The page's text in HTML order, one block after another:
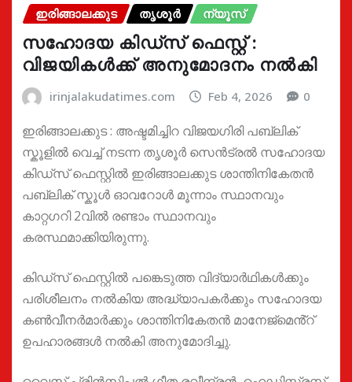
ഇരിങ്ങാലക്കുട തൃശൂർ ന്യൂസ്
സഹോദയ കിഡ്സ് ഫെസ്റ്റ് :
വിജയികൾക്ക് അനുമോദനം നൽകി
irinjalakudatimes.com Feb 4, 2026 0
ഇരിങ്ങാലക്കുട : അഷ്ടമിച്ചിറ വിജയഗിരി പബ്ലിക്
സ്കൂളിൽ വെച്ച് നടന്ന തൃശൂർ സെൻട്രൽ സഹോദയ
കിഡ്സ് ഫെസ്റ്റിൽ ഇരിങ്ങാലക്കുട ശാന്തിനികേതൻ
പബ്ലിക് സ്കൂൾ ഓവറോൾ മൂന്നാം സ്ഥാനവും
കാറ്റഗറി 2വിൽ രണ്ടാം സ്ഥാനവും
കരസ്ഥമാക്കിയിരുന്നു.
കിഡ്സ് ഫെസ്റ്റിൽ പങ്കെടുത്ത വിദ്യാർഥികൾക്കും
പരിശീലനം നൽകിയ അദ്ധ്യാപകർക്കും സഹോദയ
കൺവീനർമാർക്കും ശാന്തിനികേതൻ മാനേജ്മെൻ്റ്
ഉപഹാരങ്ങൾ നൽകി അനുമോദിച്ചു.